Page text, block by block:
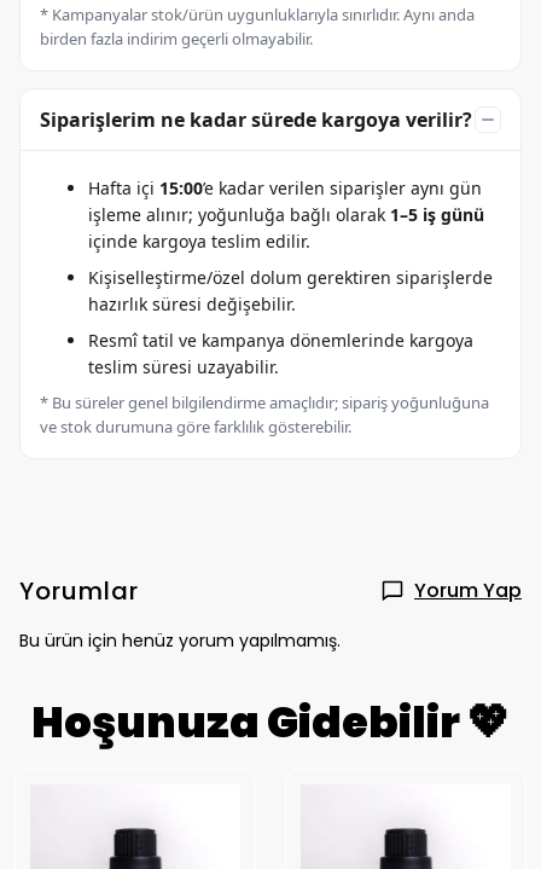
* Kampanyalar stok/ürün uygunluklarıyla sınırlıdır. Aynı anda
birden fazla indirim geçerli olmayabilir.
Siparişlerim ne kadar sürede kargoya verilir?
Hafta içi 15:00’e kadar verilen siparişler aynı gün
işleme alınır; yoğunluğa bağlı olarak 1–5 iş günü
içinde kargoya teslim edilir.
Kişiselleştirme/özel dolum gerektiren siparişlerde
hazırlık süresi değişebilir.
Resmî tatil ve kampanya dönemlerinde kargoya
teslim süresi uzayabilir.
* Bu süreler genel bilgilendirme amaçlıdır; sipariş yoğunluğuna
ve stok durumuna göre farklılık gösterebilir.
Yorumlar Yorum Yap
Bu ürün için henüz yorum yapılmamış.
Hoşunuza Gidebilir 💖